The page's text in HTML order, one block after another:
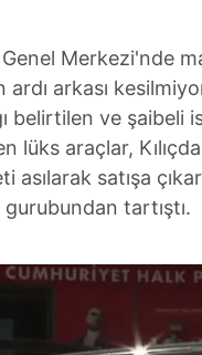
Merkezi'nde
ardı arkası
belirtilen ve şaibeli
lüks araçlar,
asılarak satışa
tartıştı.